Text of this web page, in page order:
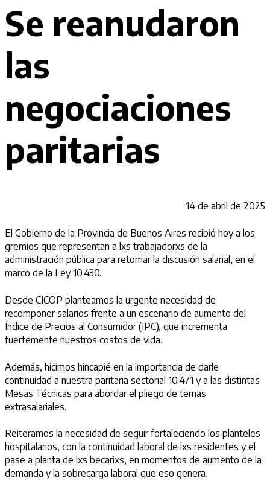
Se reanudaron
las
negociaciones
paritarias
14 de abril de 2025
El Gobierno de la Provincia de Buenos Aires recibió hoy a los
gremios que representan a lxs trabajadorxs de la
administración pública para retomar la discusión salarial, en el
marco de la Ley 10.430.
Desde CICOP planteamos la urgente necesidad de
recomponer salarios frente a un escenario de aumento del
Índice de Precios al Consumidor (IPC), que incrementa
fuertemente nuestros costos de vida.
Además, hicimos hincapié en la importancia de darle
continuidad a nuestra paritaria sectorial 10.471 y a las distintas
Mesas Técnicas para abordar el pliego de temas
extrasalariales.
Reiteramos la necesidad de seguir fortaleciendo los planteles
hospitalarios, con la continuidad laboral de lxs residentes y el
pase a planta de lxs becarixs, en momentos de aumento de la
demanda y la sobrecarga laboral que eso genera.